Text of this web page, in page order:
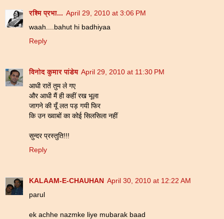
रश्मि प्रभा... April 29, 2010 at 3:06 PM
waah....bahut hi badhiyaa
Reply
विनोद कुमार पांडेय April 29, 2010 at 11:30 PM
आधी रातें तुम ले गए
और आधी मैं ही कहीं रख भूला
जागने की यूँ लत पड़ गयी फिर
कि उन ख्वाबों का कोई सिलसिला नहीं
सुन्दर प्रस्तुति!!!
Reply
KALAAM-E-CHAUHAN April 30, 2010 at 12:22 AM
parul
ek achhe nazmke liye mubarak baad